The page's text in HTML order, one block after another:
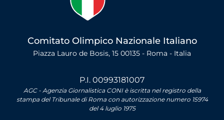
Comitato Olimpico Nazionale Italiano
Piazza Lauro de Bosis, 15 00135 - Roma - Italia
P.I. 00993181007
AGC - Agenzia Giornalistica CONI è iscritta nel registro della
stampa del Tribunale di Roma con autorizzazione numero 15974
del 4 luglio 1975